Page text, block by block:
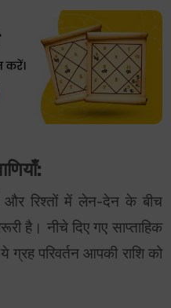
रिश्तों में लेन-देन के बीच
है। नीचे दिए गए साप्ताहिक
ग्रह परिवर्तन आपकी राशि को